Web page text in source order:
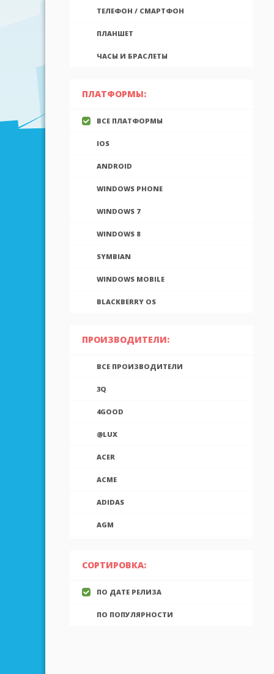
ТЕЛЕФОН / СМАРТФОН
ПЛАНШЕТ
ЧАСЫ И БРАСЛЕТЫ
ПЛАТФОРМЫ:
ВСЕ ПЛАТФОРМЫ
IOS
ANDROID
WINDOWS PHONE
WINDOWS 7
WINDOWS 8
SYMBIAN
WINDOWS MOBILE
BLACKBERRY OS
ПРОИЗВОДИТЕЛИ:
ВСЕ ПРОИЗВОДИТЕЛИ
3Q
4GOOD
@LUX
ACER
ACME
ADIDAS
AGM
AIGO
AINOL
AIRON
СОРТИРОВКА:
ПО ДАТЕ РЕЛИЗА
ПО ПОПУЛЯРНОСТИ